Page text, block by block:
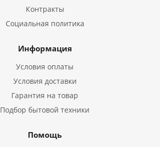
Контракты
Социальная политика
Информация
Условия оплаты
Условия доставки
Гарантия на товар
Подбор бытовой техники
Помощь